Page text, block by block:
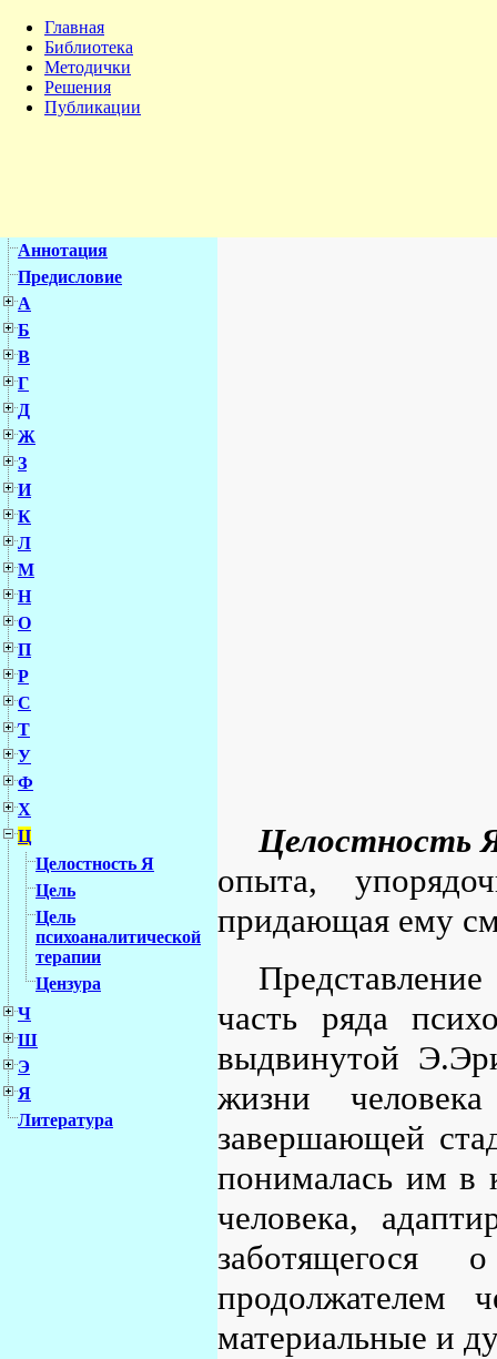
Главная
Библиотека
Методички
Решения
Публикации
Аннотация
Предисловие
А
Б
В
Г
Д
Ж
З
И
К
Л
М
Н
О
П
Р
С
Т
У
Ф
Х
Ц
Целостность Я
Цель
Цель
психоаналитической
терапии
Цензура
Ч
Ш
Э
Я
Литература
Целостность
опыта,
придающая ему
часть ряда
выдвинутой
жизни
завершающей
понималась им в
человека,
продолжателем
материальные и